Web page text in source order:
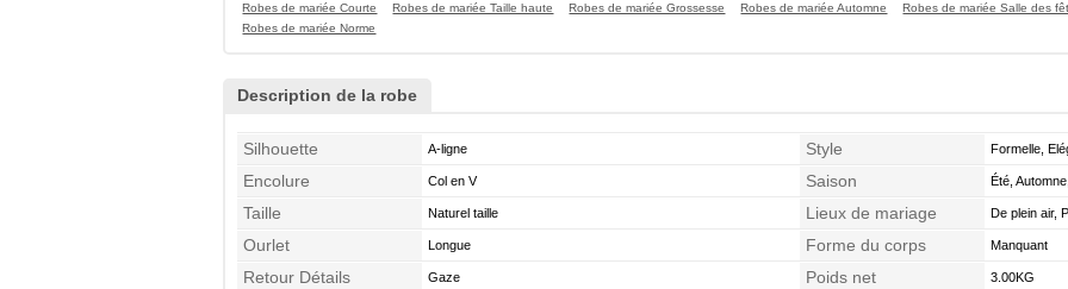
Robes de mariée Courte Robes de mariée Taille haute Robes de mariée Grossesse Robes de mariée Automne Robes de mariée Salle des
Robes de mariée Norme
Description de la robe
Silhouette A-ligne Style Formelle,
Encolure Col en V Saison Été,
Taille Naturel taille Lieux de mariage De plein air,
Ourlet Longue Forme du corps Manquant
Retour Détails Gaze Poids net 3.00KG